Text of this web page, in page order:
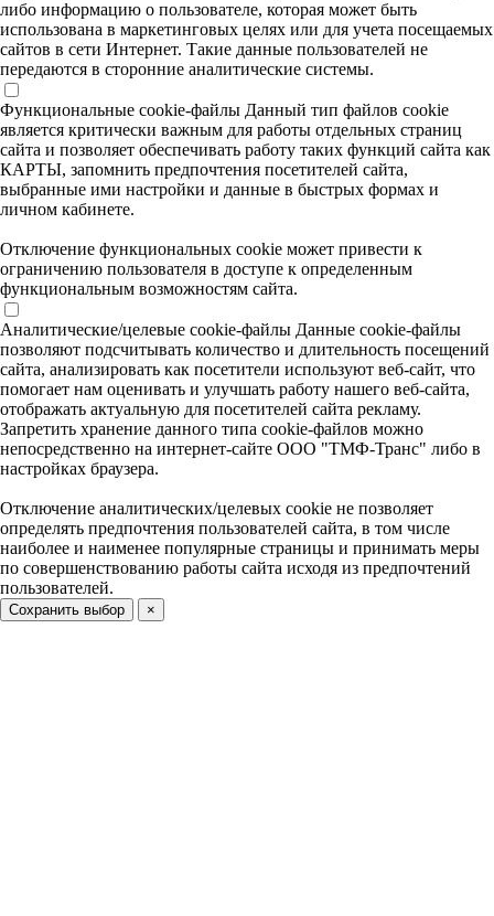
либо информацию о пользователе, которая может быть
использована в маркетинговых целях или для учета посещаемых
сайтов в сети Интернет. Такие данные пользователей не
передаются в сторонние аналитические системы.
Функциональные cookie-файлы Данный тип файлов cookie
является критически важным для работы отдельных страниц
сайта и позволяет обеспечивать работу таких функций сайта как
КАРТЫ, запомнить предпочтения посетителей сайта,
выбранные ими настройки и данные в быстрых формах и
личном кабинете.
Отключение функциональных cookie может привести к
ограничению пользователя в доступе к определенным
функциональным возможностям сайта.
Аналитические/целевые cookie-файлы Данные cookie-файлы
позволяют подсчитывать количество и длительность посещений
сайта, анализировать как посетители используют веб-сайт, что
помогает нам оценивать и улучшать работу нашего веб-сайта,
отображать актуальную для посетителей сайта рекламу.
Запретить хранение данного типа cookie-файлов можно
непосредственно на интернет-сайте ООО "ТМФ-Транс" либо в
настройках браузера.
Отключение аналитических/целевых cookie не позволяет
определять предпочтения пользователей сайта, в том числе
наиболее и наименее популярные страницы и принимать меры
по совершенствованию работы сайта исходя из предпочтений
пользователей.
Сохранить выбор ×